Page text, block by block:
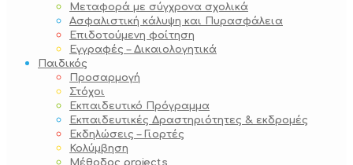
Μεταφορά με σύγχρονα σχολικά
Ασφαλιστική κάλυψη και Πυρασφάλεια
Επιδοτούμενη φοίτηση
Εγγραφές – Δικαιολογητικά
Παιδικός
Προσαρμογή
Στόχοι
Εκπαιδευτικό Πρόγραμμα
Εκπαιδευτικές Δραστηριότητες & εκδρομές
Εκδηλώσεις – Γιορτές
Κολύμβηση
Μέθοδος projects